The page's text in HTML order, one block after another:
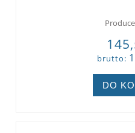
brutto:
DO